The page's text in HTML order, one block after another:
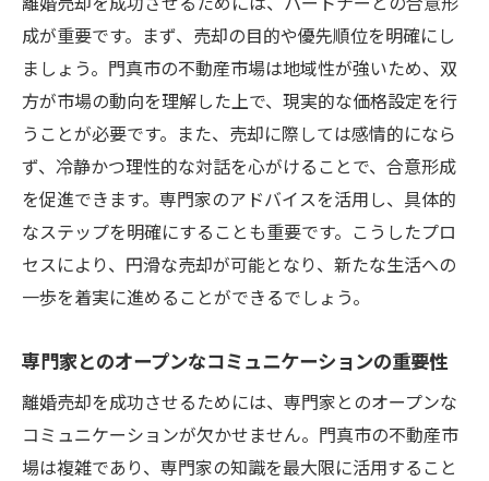
成が重要です。まず、売却の目的や優先順位を明確にし
ましょう。門真市の不動産市場は地域性が強いため、双
方が市場の動向を理解した上で、現実的な価格設定を行
うことが必要です。また、売却に際しては感情的になら
ず、冷静かつ理性的な対話を心がけることで、合意形成
を促進できます。専門家のアドバイスを活用し、具体的
なステップを明確にすることも重要です。こうしたプロ
セスにより、円滑な売却が可能となり、新たな生活への
一歩を着実に進めることができるでしょう。
専門家とのオープンなコミュニケーションの重要性
離婚売却を成功させるためには、専門家とのオープンな
コミュニケーションが欠かせません。門真市の不動産市
場は複雑であり、専門家の知識を最大限に活用すること